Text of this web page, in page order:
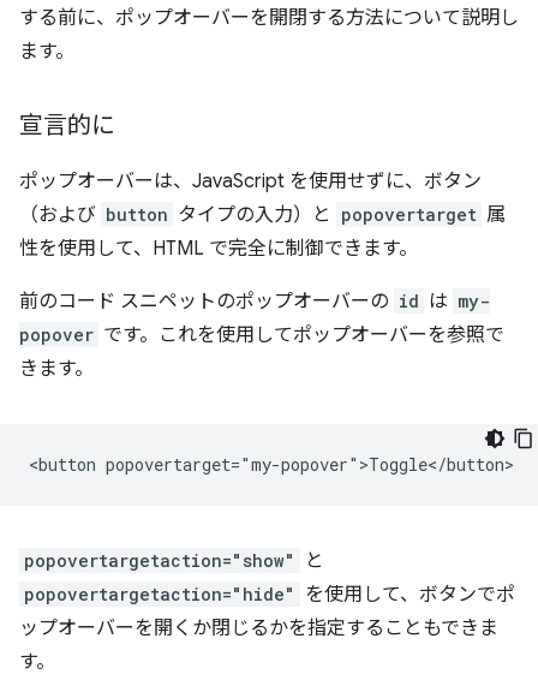
する前に、ポップオーバーを開閉する方法について説明し
ます。
宣言的に
ポップオーバーは、JavaScript を使用せずに、ボタン
（および button タイプの入力）と popovertarget 属
性を使用して、HTML で完全に制御できます。
前のコード スニペットのポップオーバーの id は my-
popover です。これを使用してポップオーバーを参照で
きます。
popovertargetaction="show" と
popovertargetaction="hide"
を使用して、ボタンでポ
ップオーバーを開くか閉じるかを指定することもできま
す。